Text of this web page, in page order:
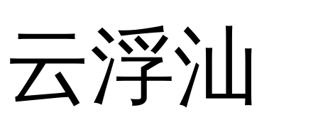
云浮汕